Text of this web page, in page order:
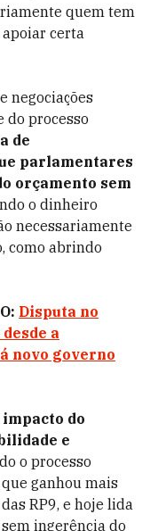
quem tem
certa
negociações
do processo
de
parlamentares
orçamento sem
o dinheiro
necessariamente
como abrindo
Disputa no
a
novo governo
impacto do
e
o processo
ganhou mais
RP9, e hoje lida
ingerência do